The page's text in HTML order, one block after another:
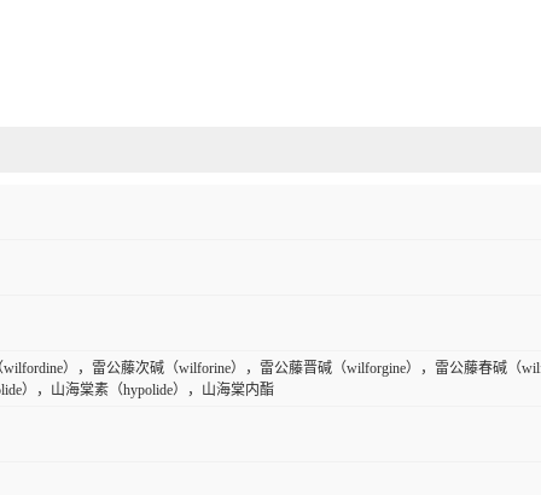
），雷公藤次碱（wilforine），雷公藤晋碱（wilforgine），雷公藤春碱（
），山海棠素（hypolide），山海棠内酯